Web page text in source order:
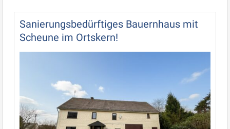
Sanierungsbedürftiges Bauernhaus mit
Scheune im Ortskern!